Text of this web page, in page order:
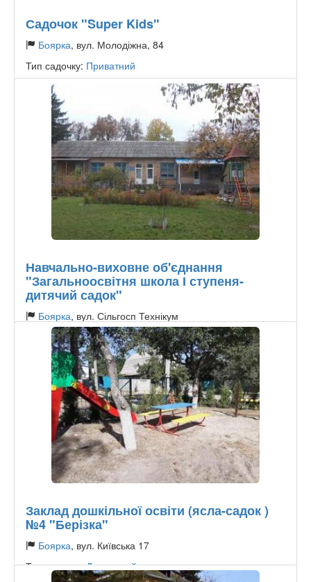
Садочок "Super Kids"
Боярка, вул. Молодіжна, 84
Тип садочку: Приватний
Навчально-виховне об'єднання
"Загальноосвітня школа І ступеня-
дитячий садок"
Боярка, вул. Сільгосп Технікум
Тип садочку:Державний
Заклад дошкільної освіти (ясла-садок )
№4 "Берізка"
Боярка, вул. Київська 17
Тип садочку:Державний